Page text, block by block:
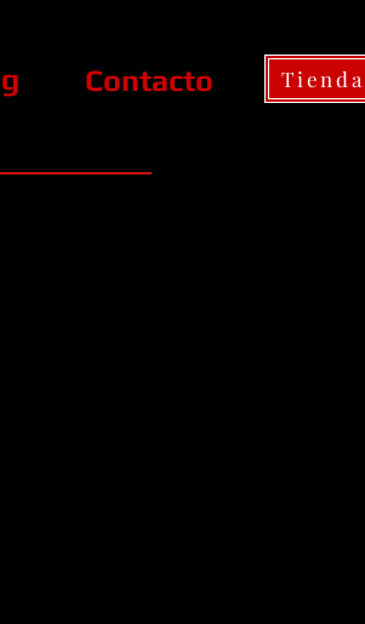
Contacto Tienda